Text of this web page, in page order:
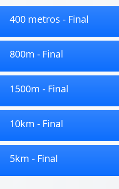
400 metros - Final
800m - Final
1500m - Final
10km - Final
5km - Final